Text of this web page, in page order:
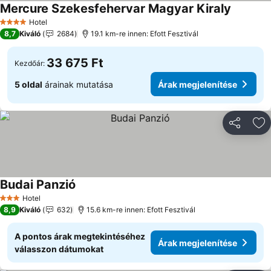
4 KategóriaHotel
Mercure Szekesfehervar Magyar Kiraly
8,7 Kiváló 2684 19.1 km-re innen: Efott Fesztivál
Kezdőár: 33 675 Ft
5 oldal árainak mutatása Árak megjelenítése
3 Kategória
Hotel
Budai Panzió
8,9 Kiváló 632 15.6 km-re innen: Efott Fesztivál
A pontos árak megtekintéséhez
válasszon dátumokat
Árak megjelenítése